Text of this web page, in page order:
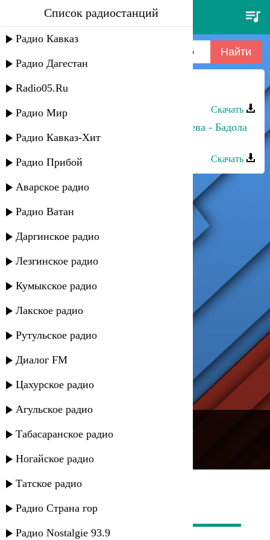
(n) фенистил 1 - ребенок сеть!!!
june 26
Список радиостанций
Радио Кавказ
Радио Дагестан
Radio05.Ru
Радио Мир
Радио Кавказ-Хит
Радио Прибой
Аварское радио
Радио Ватан
Даргинское радио
Лезгинское радио
Кумыкское радио
Лакское радио
Рутульское радио
Диалог FM
Цахурское радио
Агульское радио
Табасаранское радио
Ногайское радио
Татское радио
Радио Страна гор
Радио Nostalgie 93.9
Дадай Курбанакаев - Ребенок
Скачать
Фати Царикаева, Альбина Царикаева - Бадола
(Ребёнок, дитя)
Скачать
---
Русское радио